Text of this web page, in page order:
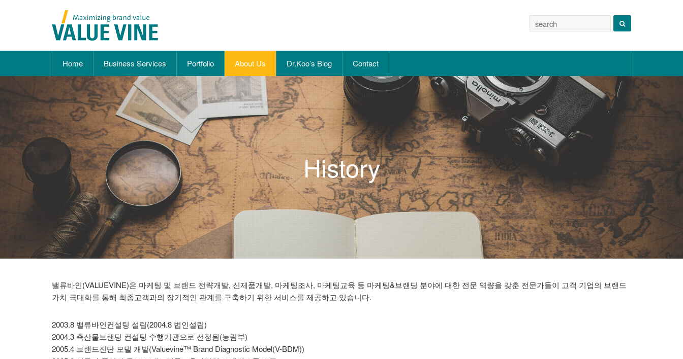
Home Business Services Portfolio About Us Dr.Koo’s Blog Contact
History
밸류바인(VALUEVINE)은 마케팅 및 브랜드 전략개발, 신제품개발, 마케팅조사, 마케팅교육 등 마케팅&브랜딩 분야에 대한 전문 역량을 갖춘 전문가들이 고객 기업의 브랜드
가치 극대화를 통해 최종고객과의 장기적인 관계를 구축하기 위한 서비스를 제공하고 있습니다.
2003.8 밸류바인컨설팅 설립(2004.8 법인설립)
2004.3 축산물브랜딩 컨설팅 수행기관으로 선정됨(농림부)
2005.4 브랜드진단 모델 개발(Valuevine™ Brand Diagnostic Model(V-BDM))